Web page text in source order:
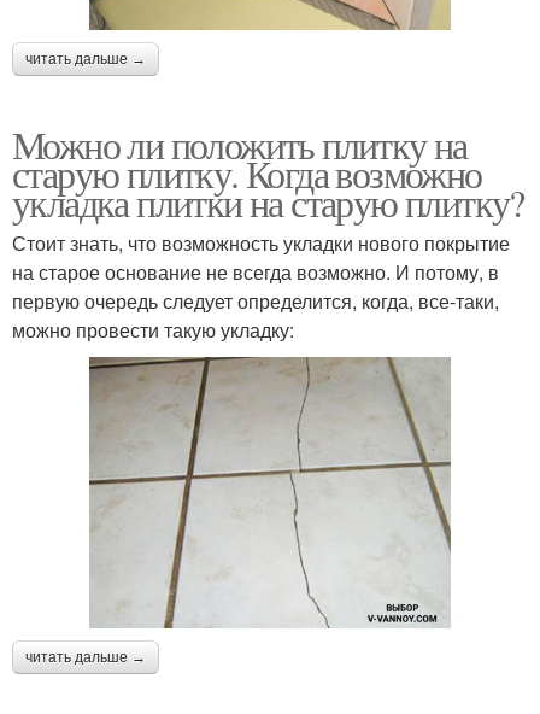
читать дальше →
Можно ли положить плитку на
старую плитку. Когда возможно
укладка плитки на старую плитку?
Стоит знать, что возможность укладки нового покрытие
на старое основание не всегда возможно. И потому, в
первую очередь следует определится, когда, все-таки,
можно провести такую укладку:
читать дальше →